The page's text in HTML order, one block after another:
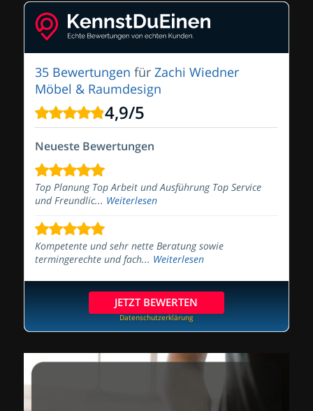
35 Bewertungen für Zachi Wiedner
Möbel & Raumdesign
4,9/5
Neueste Bewertungen
Top Planung Top Arbeit und Ausführung Top Service
und Freundlic... Weiterlesen
Kompetente und sehr nette Beratung sowie
termingerechte und fach... Weiterlesen
JETZT BEWERTEN
Datenschutzerklärung